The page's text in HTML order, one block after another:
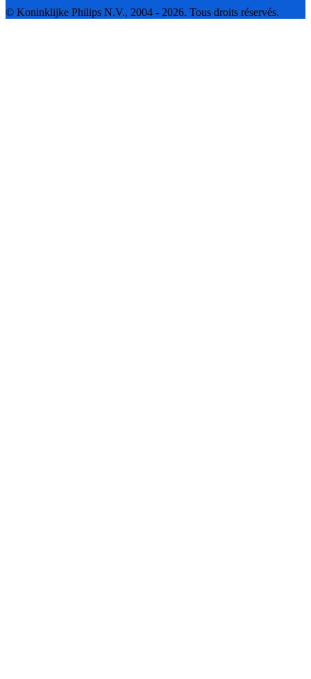
© Koninklijke Philips N.V., 2004 - 2026. Tous droits réservés.